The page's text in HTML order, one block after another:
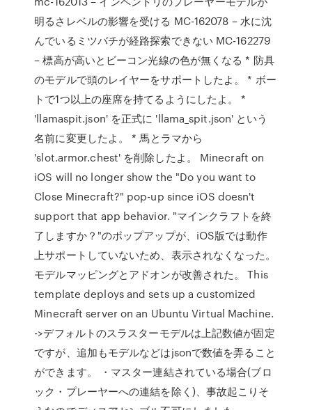
明るさレベルの影響を受ける MC-162078 – 水に沈
んでいるミツバチが経路探索できない MC-162279
– 標高が高いとビーコン光線の色が無くなる * 防具
のモデルで頭のレイヤーをサポートしたよ。 * ボー
トで1つ以上の座席を持てるようにしたよ。 *
'llamaspit.json' を正式に 'llama_spit.json' という
名前に変更したよ。 * 馬とラマから
'slot.armor.chest' を削除したよ。 Minecraft on
iOS will no longer show the "Do you want to
Close Minecraft?" pop-up since iOS doesn't
support that app behavior. "マインクラフトを終
了しますか？"のポップアップが、iOS版では動作
上サポートしていないため、表示されなくなった。
モデルマッピングとアドオンが改善された。 This
template deploys and sets up a customized
Minecraft server on an Ubuntu Virtual Machine.
->デフォルトのスラスターモデルは上記数値が固定
ですが、追加もモデルなどはjsonで数値を弄ること
ができます。 ・マスター連結されている場合(ブロ
ック・プレーヤーへの連結を除く)、事故起こりそ